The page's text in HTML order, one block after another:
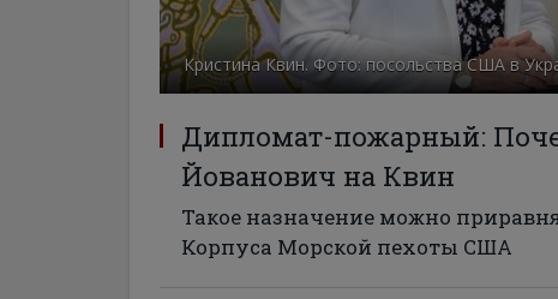
Кристина Квин. Фото: посольства США в
Дипломат-пожарный:
Йованович на Квин
Такое назначение можно
Корпуса Морской пехоты США